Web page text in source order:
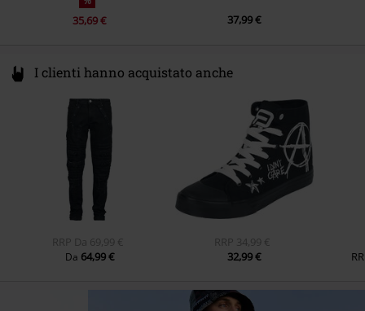
35,69 € 37,99 €
I clienti hanno acquistato anche
RRP Da 69,99 €
Da 64,99 €
RRP 34,99 €
32,99 €